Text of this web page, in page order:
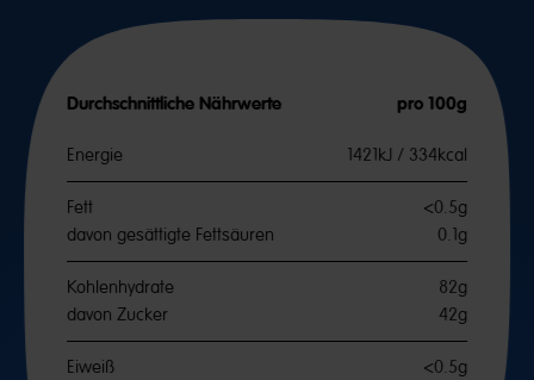
Durchschnittliche Nährwerte pro 100g
Energie 1421kJ / 334kcal
Fett
<0.5g
davon gesättigte Fettsäuren
0.1g
Kohlenhydrate
82g
davon Zucker
42g
Eiweiß <0.5g